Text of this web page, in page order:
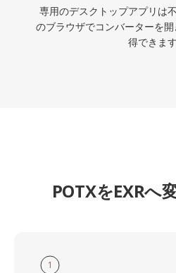
専用のデスクトップアプリは
のブラウザでコンバーターを
得できます
POTXをEXRへ
1